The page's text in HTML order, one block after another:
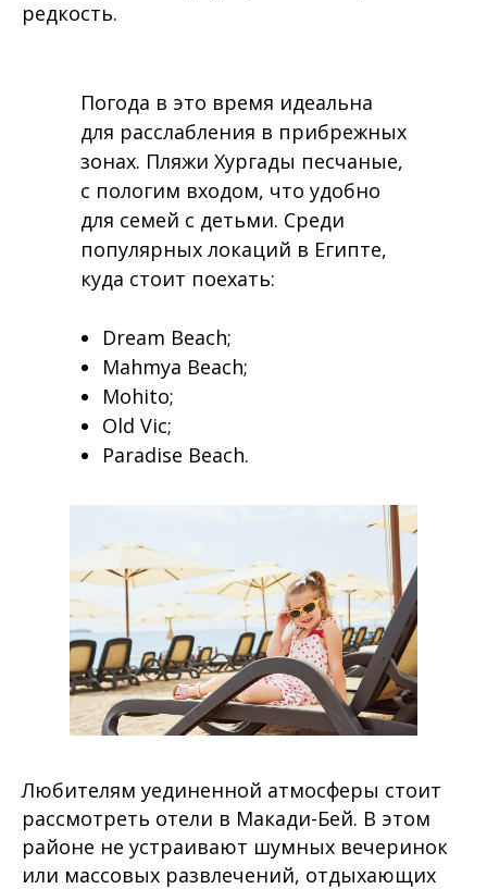
редкость.
Погода в это время идеальна
для расслабления в прибрежных
зонах. Пляжи Хургады песчаные,
с пологим входом, что удобно
для семей с детьми. Среди
популярных локаций в Египте,
куда стоит поехать:
Dream Beach;
Mahmya Beach;
Mohito;
Old Vic;
Paradise Beach.
Любителям уединенной атмосферы стоит
рассмотреть отели в Макади-Бей. В этом
районе не устраивают шумных вечеринок
или массовых развлечений, отдыхающих